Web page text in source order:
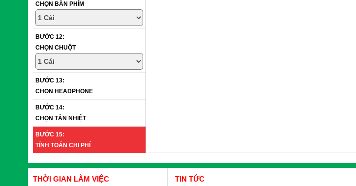
CHỌN BÀN PHÍM
BƯỚC 12:
CHỌN CHUỘT
BƯỚC 13:
CHỌN HEADPHONE
BƯỚC 14:
CHỌN TẢN NHIỆT
BƯỚC 15:
TÍNH TOÁN CHI PHÍ
THỜI GIAN LÀM VIỆC
TIN TỨC